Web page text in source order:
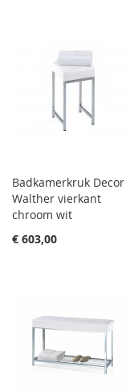
Badkamerkruk Decor
Walther vierkant
chroom wit
€ 603,00